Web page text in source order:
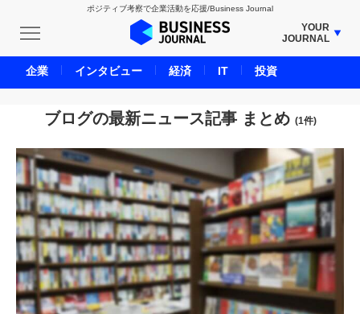
ポジティブ考察で企業活動を応援/Business Journal
YOUR
JOURNAL
BUSINESS JOURNAL
UNICORN JOURNAL
CARBON CREDITS JOURNAL
ENERGY MANAGEMENT JOURNAL
INBOUND JOURNAL
LIFE ENDING JOURNAL
AI JOURNAL
REAL ESTATE BROKERAGE JOURNAL
SMART MARKETING JOURNAL
BPaaS JOURNAL
ブログの最新ニュース記事 まとめ (1件)
企業 インタビュー 経済 IT 投資